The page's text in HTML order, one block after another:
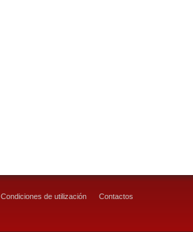
Condiciones de utilización Contactos